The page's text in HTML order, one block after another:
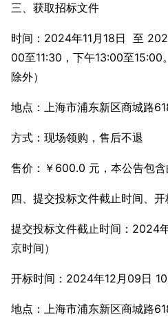
三、获取招标文件
时间：2024年11月18日 至
00至11:30，下午13:00至15:00
除外）
地点：上海市浦东新区商城路
方式：现场领购，售后不退
售价：￥600.0 元，本公告包
四、提交投标文件截止时间、
提交投标文件截止时间：2024
京时间）
开标时间：2024年12月09日 10
地点：上海市浦东新区商城路